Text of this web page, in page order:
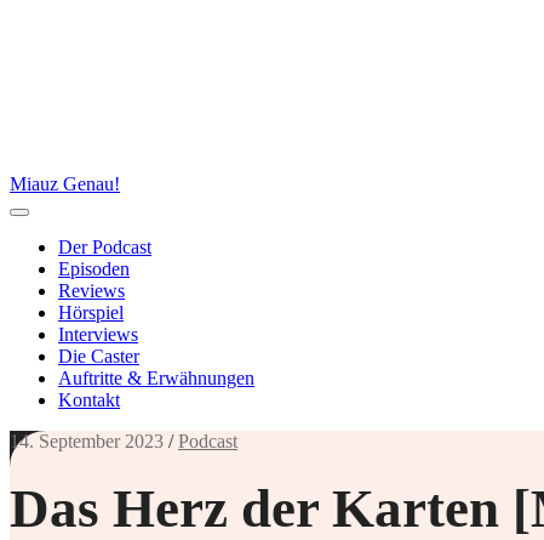
Miauz Genau!
Der Podcast
Episoden
Reviews
Hörspiel
Interviews
Die Caster
Auftritte & Erwähnungen
Kontakt
14. September 2023 /Podcast
Das Herz der Karten